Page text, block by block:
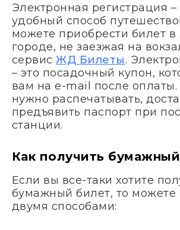
Электронная регистрация
удобный способ
можете приобрести билет
городе, не заезжая на
сервисЖД Билеты.
– это посадочный купон,
вам на e-mail после оплаты.
нужно распечатывать,
предъявить паспорт при
станции.
Как получить
Если вы все-таки хотите
бумажный билет, то можете
двумя способами: